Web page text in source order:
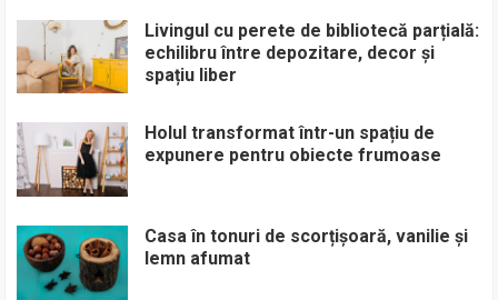
Livingul cu perete de bibliotecă parțială:
echilibru între depozitare, decor și
spațiu liber
Holul transformat într-un spațiu de
expunere pentru obiecte frumoase
Casa în tonuri de scorțișoară, vanilie și
lemn afumat